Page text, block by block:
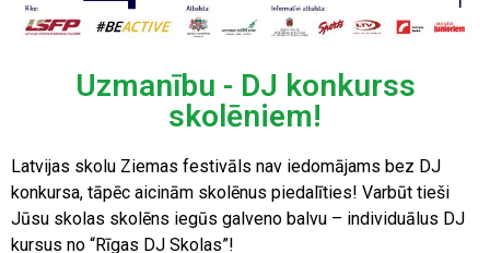
Uzmanību - DJ konkurss
skolēniem!
Latvijas skolu Ziemas festivāls nav iedomājams bez DJ
konkursa, tāpēc aicinām skolēnus piedalīties! Varbūt tieši
Jūsu skolas skolēns iegūs galveno balvu – individuālus DJ
kursus no “Rīgas DJ Skolas”!